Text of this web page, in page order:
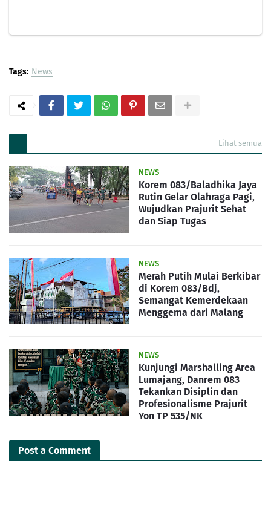
Tags: News
Lihat semua
NEWS
Korem 083/Baladhika Jaya
Rutin Gelar Olahraga Pagi,
Wujudkan Prajurit Sehat
dan Siap Tugas
NEWS
Merah Putih Mulai Berkibar
di Korem 083/Bdj,
Semangat Kemerdekaan
Menggema dari Malang
NEWS
Kunjungi Marshalling Area
Lumajang, Danrem 083
Tekankan Disiplin dan
Profesionalisme Prajurit
Yon TP 535/NK
Post a Comment